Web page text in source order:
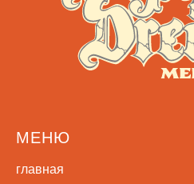
МЕНЮ
главная